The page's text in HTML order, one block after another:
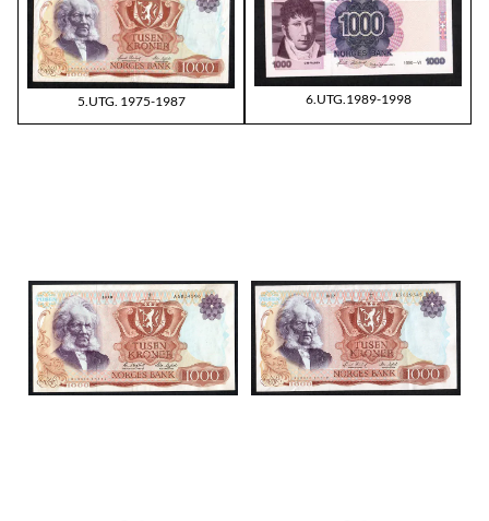
5.UTG. 1975-1987 6.UTG.1989-1998